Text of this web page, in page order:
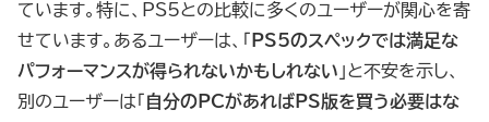
ています。特に、PS5との比較に多くのユーザーが関心を寄
せています。あるユーザーは、「
PS5のスペックでは満足な
パフォーマンスが得られないかもしれない 」と不安を示し、
別のユーザーは「
自分のPCがあればPS版を買う必要はな